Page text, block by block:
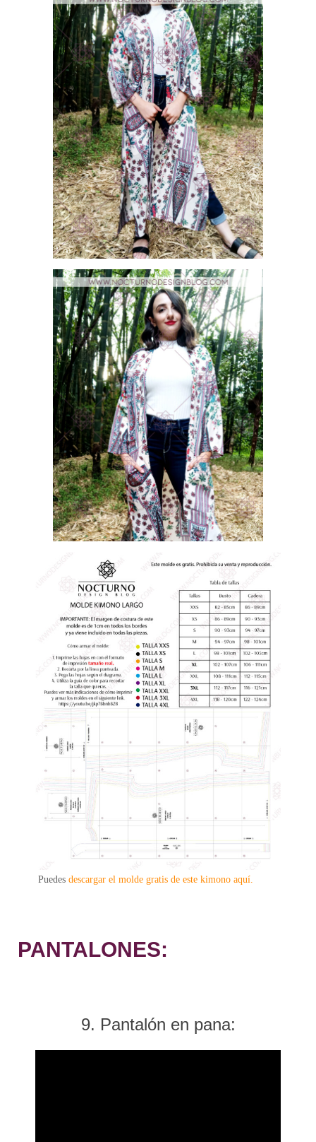
Puedes descargar el molde gratis de este kimono aquí.
PANTALONES:
9. Pantalón en pana: